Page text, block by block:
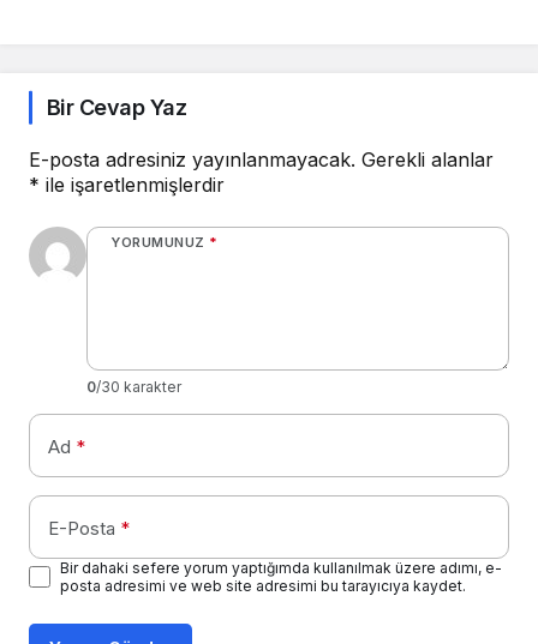
Bir Cevap Yaz
E-posta adresiniz yayınlanmayacak. Gerekli alanlar
* ile işaretlenmişlerdir
YORUMUNUZ *
0/30 karakter
Ad *
E-Posta *
Bir dahaki sefere yorum yaptığımda kullanılmak üzere adımı, e-
posta adresimi ve web site adresimi bu tarayıcıya kaydet.